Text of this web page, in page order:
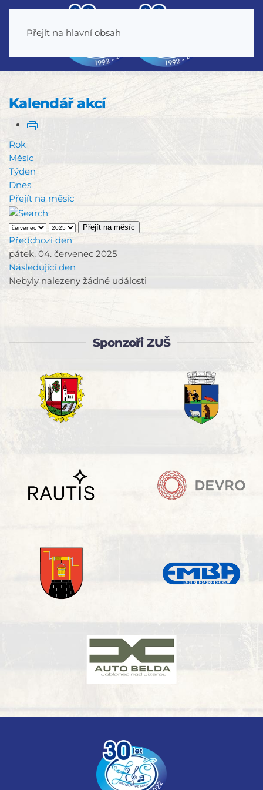
Přejít na hlavní obsah
Kalendář akcí
Rok
Měsíc
Týden
Dnes
Přejít na měsíc
Přejít na měsíc
Předchozí den
pátek, 04. červenec 2025
Následující den
Nebyly nalezeny žádné události
Sponzoři ZUŠ